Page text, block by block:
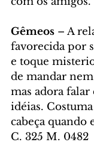
Gêmeos – A
favorecida por
e toque
de mandar
mas adora
idéias.
cabeça quando
C. 325 M. 0482